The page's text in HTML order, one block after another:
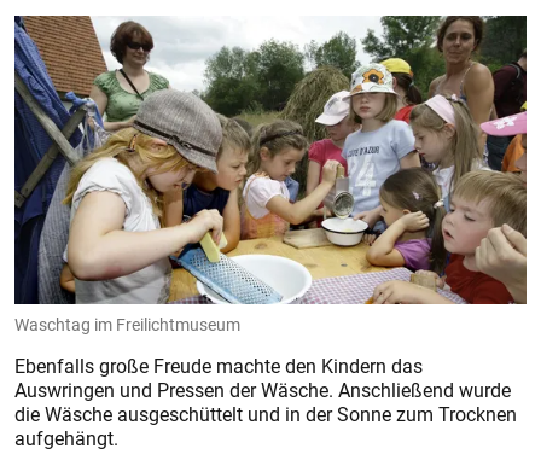
Waschtag im Freilichtmuseum
Ebenfalls große Freude machte den Kindern das
Auswringen und Pressen der Wäsche. Anschließend wurde
die Wäsche ausgeschüttelt und in der Sonne zum Trocknen
aufgehängt.